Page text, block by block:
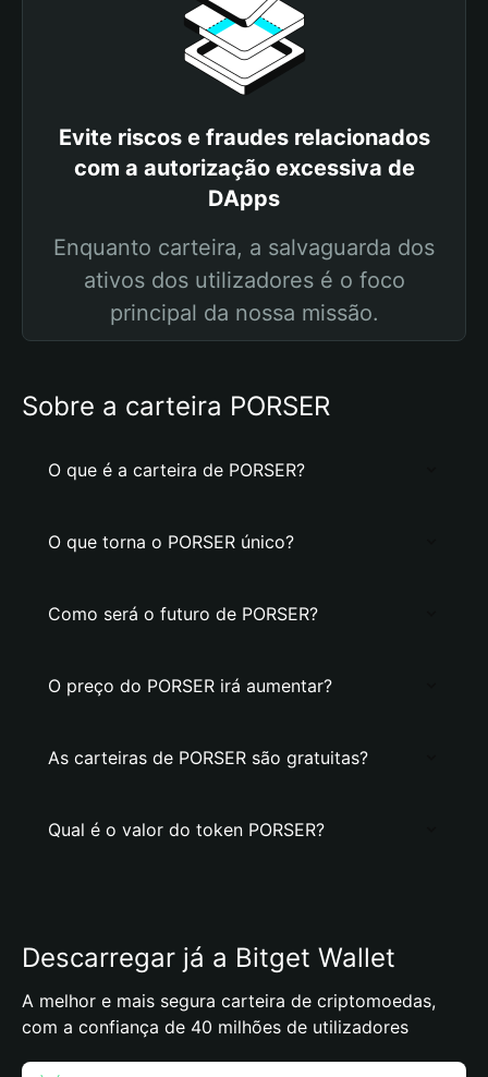
Evite riscos e fraudes relacionados
com a autorização excessiva de
DApps
Enquanto carteira, a salvaguarda dos
ativos dos utilizadores é o foco
principal da nossa missão.
Sobre a carteira PORSER
O que é a carteira de PORSER?
O que torna o PORSER único?
Como será o futuro de PORSER?
O preço do PORSER irá aumentar?
As carteiras de PORSER são gratuitas?
Qual é o valor do token PORSER?
Descarregar já a Bitget Wallet
A melhor e mais segura carteira de criptomoedas,
com a confiança de 40 milhões de utilizadores